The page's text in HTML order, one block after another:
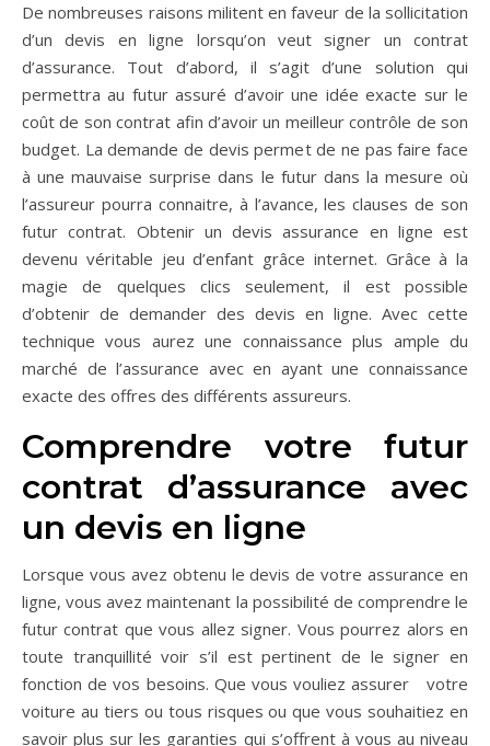
De nombreuses raisons militent en faveur de la sollicitation
d’un devis en ligne lorsqu’on veut signer un contrat
d’assurance. Tout d’abord, il s’agit d’une solution qui
permettra au futur assuré d’avoir une idée exacte sur le
coût de son contrat afin d’avoir un meilleur contrôle de son
budget. La demande de devis permet de ne pas faire face
à une mauvaise surprise dans le futur dans la mesure où
l’assureur pourra connaitre, à l’avance, les clauses de son
futur contrat. Obtenir un devis assurance en ligne est
devenu véritable jeu d’enfant grâce internet. Grâce à la
magie de quelques clics seulement, il est possible
d’obtenir de demander des devis en ligne. Avec cette
technique vous aurez une connaissance plus ample du
marché de l’assurance avec en ayant une connaissance
exacte des offres des différents assureurs.
Comprendre votre futur
contrat d’assurance avec
un devis en ligne
Lorsque vous avez obtenu le devis de votre assurance en
ligne, vous avez maintenant la possibilité de comprendre le
futur contrat que vous allez signer. Vous pourrez alors en
toute tranquillité voir s’il est pertinent de le signer en
fonction de vos besoins. Que vous vouliez assurer votre
voiture au tiers ou tous risques ou que vous souhaitiez en
savoir plus sur les garanties qui s’offrent à vous au niveau